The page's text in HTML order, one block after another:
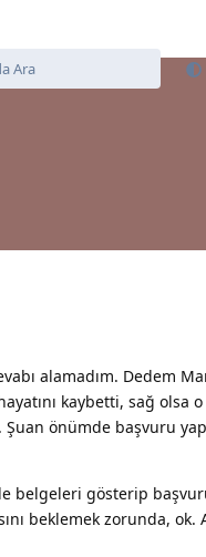
alamadım. Dedem
kaybetti, sağ olsa o
önümde başvuru
belgeleri gösterip
beklemek zorunda, ok.